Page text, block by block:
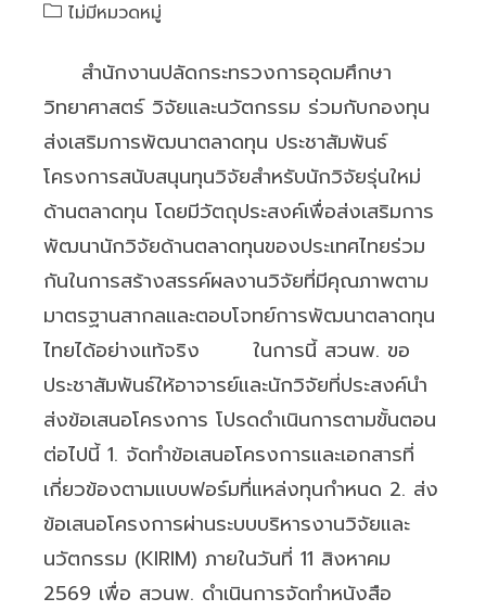
Postไม่มีหมวดหมู่
สำนักงานปลัดกระทรวงการอุดมศึกษา
วิทยาศาสตร์ วิจัยและนวัตกรรม ร่วมกับกองทุน
ส่งเสริมการพัฒนาตลาดทุน ประชาสัมพันธ์
โครงการสนับสนุนทุนวิจัยสำหรับนักวิจัยรุ่นใหม่
ด้านตลาดทุน โดยมีวัตถุประสงค์เพื่อส่งเสริมการ
พัฒนานักวิจัยด้านตลาดทุนของประเทศไทยร่วม
กันในการสร้างสรรค์ผลงานวิจัยที่มีคุณภาพตาม
มาตรฐานสากลและตอบโจทย์การพัฒนาตลาดทุน
ไทยได้อย่างแท้จริง ในการนี้ สวนพ. ขอ
ประชาสัมพันธ์ให้อาจารย์และนักวิจัยที่ประสงค์นำ
ส่งข้อเสนอโครงการ โปรดดำเนินการตามขั้นตอน
ต่อไปนี้ 1. จัดทำข้อเสนอโครงการและเอกสารที่
เกี่ยวข้องตามแบบฟอร์มที่แหล่งทุนกำหนด 2. ส่ง
ข้อเสนอโครงการผ่านระบบบริหารงานวิจัยและ
นวัตกรรม (KIRIM) ภายในวันที่ 11 สิงหาคม
2569 เพื่อ สวนพ. ดำเนินการจัดทำหนังสือ